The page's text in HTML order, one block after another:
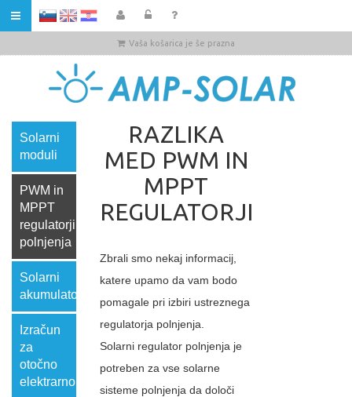
HR
Vaša košarica je še prazna
Solarni
moduli
PWM in
MPPT
regulatorji
polnjenja
Solarni
akumulatorji
Izračun
za
otočno
elektrarno
RAZLIKA
MED PWM IN
MPPT
REGULATORJI
Zbrali smo nekaj informacij,
katere upamo da vam bodo
pomagale pri izbiri ustreznega
regulatorja polnjenja.
Solarni regulator polnjenja je
potreben za vse solarne
sisteme polnjenja da določi